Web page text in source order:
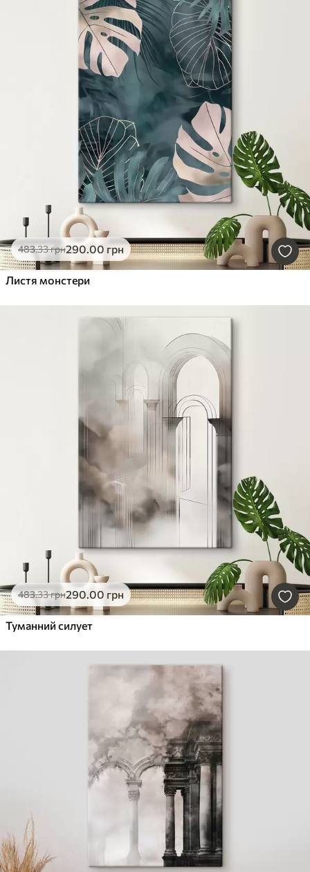
483.33грн290.00 грн
Листя монстери
483.33грн290.00 грн
Туманний силует